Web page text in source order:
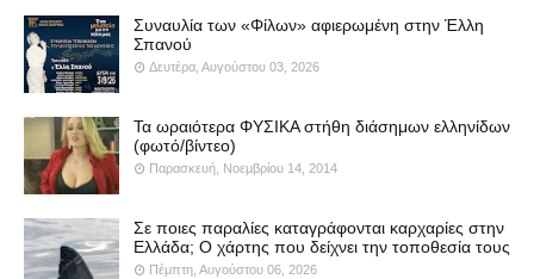
Συναυλία των «Φίλων» αφιερωμένη στην Έλλη
Σπανού
Δευτέρα, Αυγούστου 03, 2026
Τα ωραιότερα ΦΥΣΙΚΑ στήθη διάσημων ελληνίδων
(φωτό/βίντεο)
Παρασκευή, Νοεμβρίου 14, 2014
Σε ποιες παραλίες καταγράφονται καρχαρίες στην
Ελλάδα; Ο χάρτης που δείχνει την τοποθεσία τους
Πέμπτη, Αυγούστου 06, 2026